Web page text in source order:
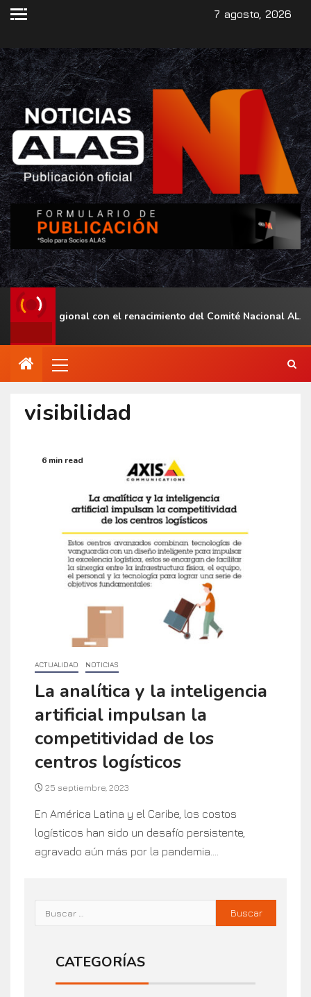
7 agosto, 2026
regional con el renacimiento del Comité Nacional ALAS
visibilidad
6 min read
ACTUALIDAD NOTICIAS
La analítica y la inteligencia
artificial impulsan la
competitividad de los
centros logísticos
25 septiembre, 2023
En América Latina y el Caribe, los costos
logísticos han sido un desafío persistente,
agravado aún más por la pandemia....
CATEGORÍAS